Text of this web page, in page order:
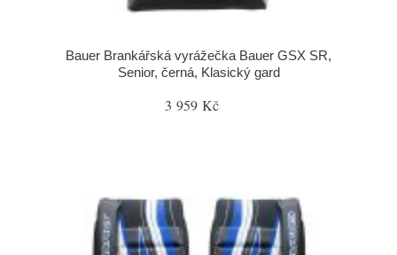
Bauer Brankářská vyrážečka Bauer GSX SR,
Senior, černá, Klasický gard
3 959 Kč